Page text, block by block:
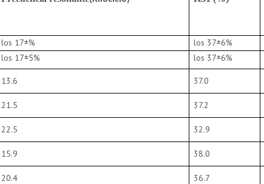
los 17±% los 37±6%
los 17±5% los 37±6%
13.6 37.0
21.5 37.2
22.5 32.9
15.9 38.0
20.4 36.7